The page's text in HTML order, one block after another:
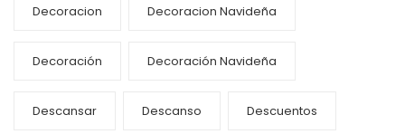
Decoracion Decoracion Navideña
Decoración Decoración Navideña
Descansar Descanso Descuentos